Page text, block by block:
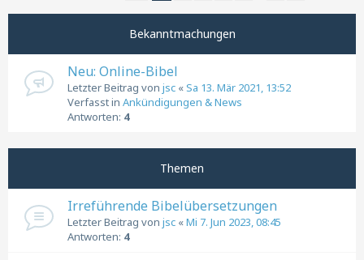
Bekanntmachungen
Neu: Online-Bibel
Letzter Beitrag von jsc «Sa 13. Mär 2021, 13:52
Verfasst in Ankündigungen & News
Antworten: 4
Themen
Irreführende Bibelübersetzungen
Letzter Beitrag von jsc «Mi 7. Jun 2023, 08:45
Antworten: 4